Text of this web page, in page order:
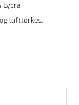
Lycra
lufttørkes.